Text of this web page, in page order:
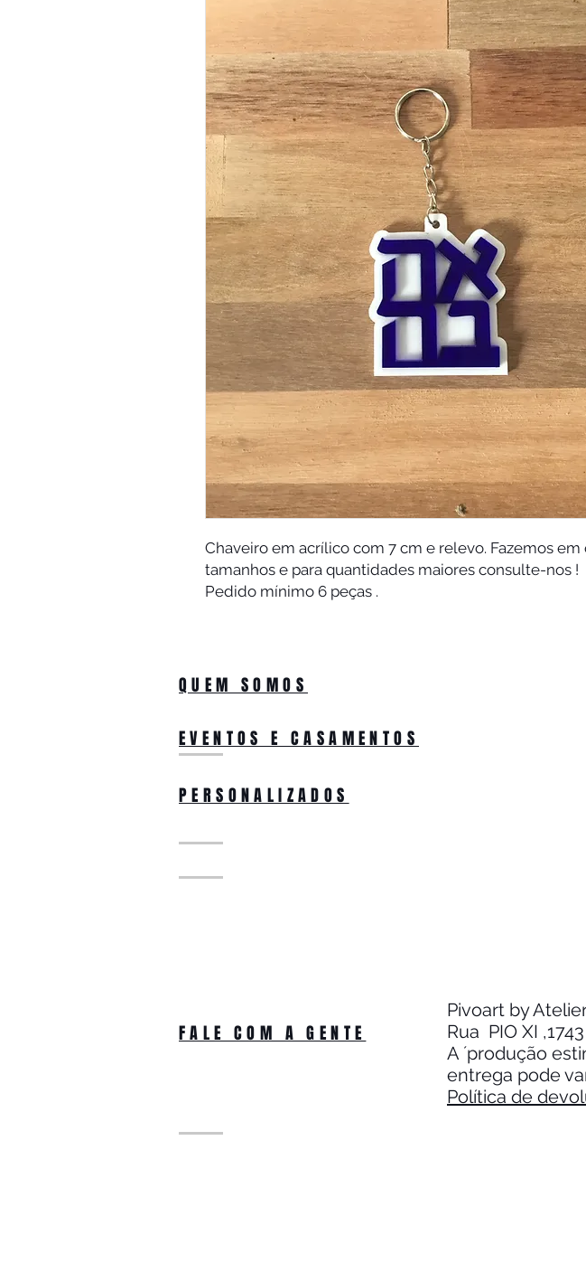
Chaveiro em acrílico com 7 cm e relevo. Fazemos em
tamanhos e para quantidades maiores consulte-nos !
Pedido mínimo 6 peças .
QUEM SOMOS
EVENTOS E CASAMENTOS
PERSONALIZADOS
FALE COM A GENTE
Pivoart by
Rua PIO XI
A ´produção
entrega pode
Política de